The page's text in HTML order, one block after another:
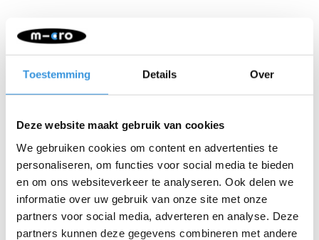
Toestemming Details Over
Deze website maakt gebruik van cookies
We gebruiken cookies om content en advertenties te
personaliseren, om functies voor social media te bieden
en om ons websiteverkeer te analyseren. Ook delen we
informatie over uw gebruik van onze site met onze
partners voor social media, adverteren en analyse. Deze
partners kunnen deze gegevens combineren met andere
- +
Gratis verzending vanaf €60